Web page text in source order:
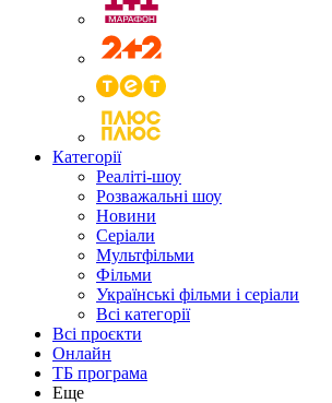
Категорії
Реаліті-шоу
Розважальні шоу
Новини
Серіали
Мультфільми
Фільми
Українські фільми і серіали
Всі категорії
Всі проєкти
Онлайн
ТБ програма
Еще